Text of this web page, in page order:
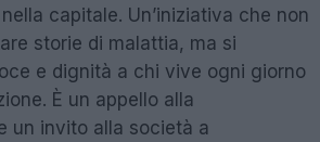
capitale. Un’iniziativa che non
storie di malattia, ma si
e dignità a chi vive ogni giorno
È un appello alla
un invito alla società a